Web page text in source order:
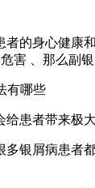
的身心健康
、那么副
患者带来极
银屑病患者